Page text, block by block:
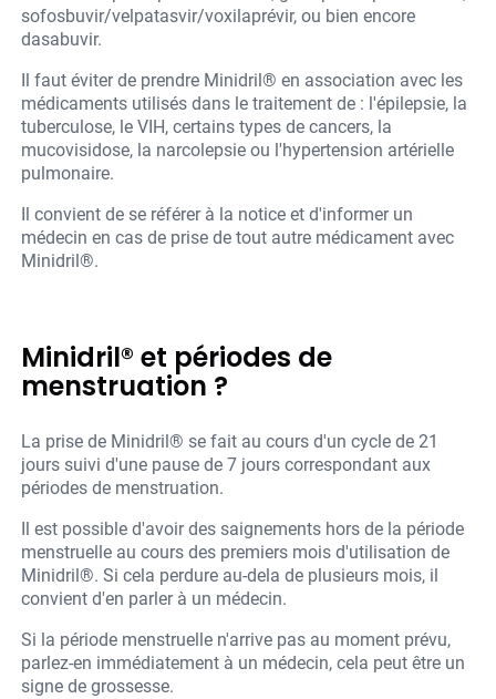
sofosbuvir/velpatasvir/voxilaprévir, ou bien encore
dasabuvir.
Il faut éviter de prendre Minidril® en association avec les
médicaments utilisés dans le traitement de : l'épilepsie, la
tuberculose, le VIH, certains types de cancers, la
mucovisidose, la narcolepsie ou l'hypertension artérielle
pulmonaire.
Il convient de se référer à la notice et d'informer un
médecin en cas de prise de tout autre médicament avec
Minidril®.
Minidril® et périodes de
menstruation ?
La prise de Minidril® se fait au cours d'un cycle de 21
jours suivi d'une pause de 7 jours correspondant aux
périodes de menstruation.
Il est possible d'avoir des saignements hors de la période
menstruelle au cours des premiers mois d'utilisation de
Minidril®. Si cela perdure au-dela de plusieurs mois, il
convient d'en parler à un médecin.
Si la période menstruelle n'arrive pas au moment prévu,
parlez-en immédiatement à un médecin, cela peut être un
signe de grossesse.